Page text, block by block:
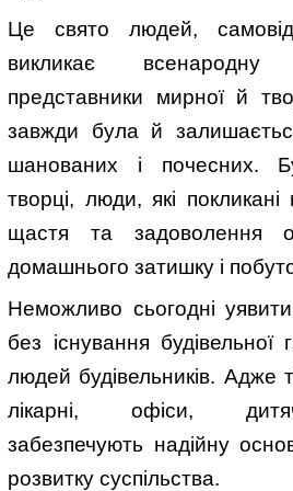
Це свято людей,
викликає
представники мирної й
завжди була й
шанованих і почесних.
творці, люди, які покликані
щастя та задоволення
домашнього затишку і
Неможливо сьогодні
без існування будівельної
людей будівельників. Адже
лікарні, офіси,
забезпечують надійну
розвитку суспільства.